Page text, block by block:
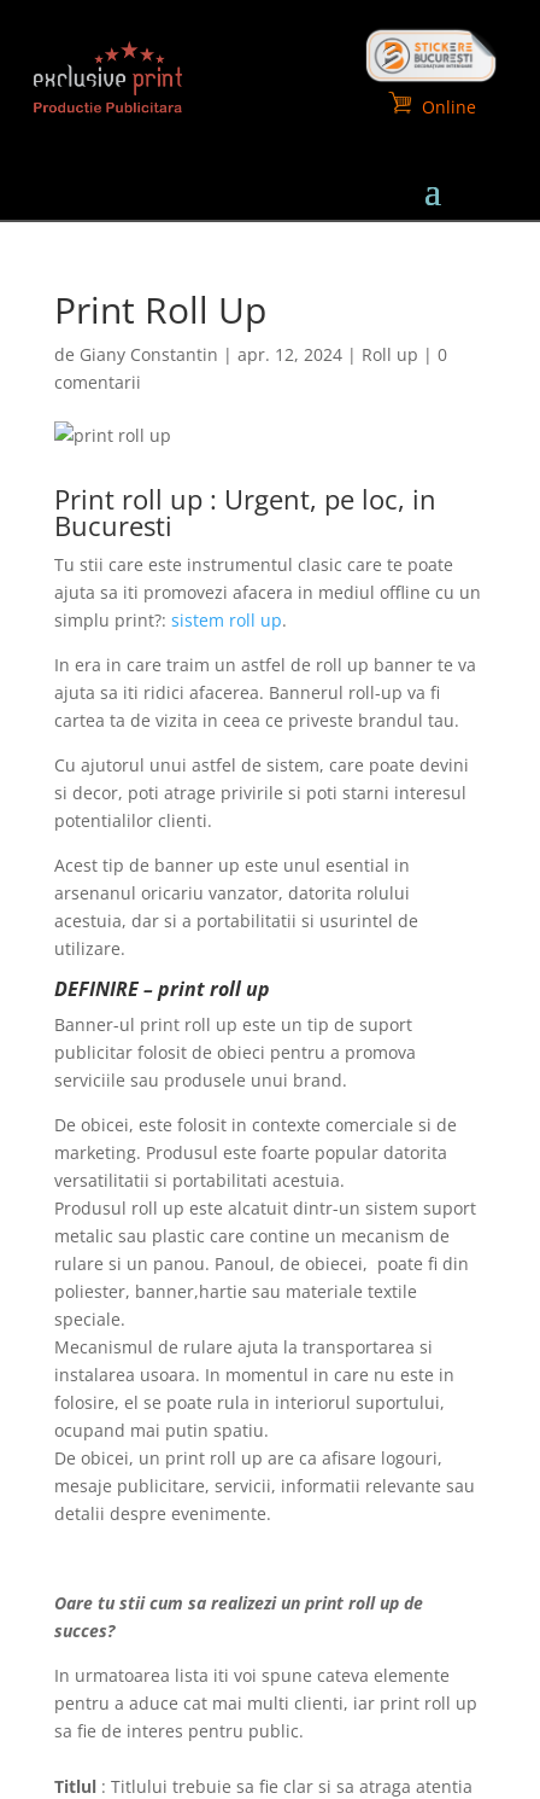
Online
Print Roll Up
de Giany Constantin | apr. 12, 2024| Roll up | 0
comentarii
Print roll up : Urgent, pe loc, in
Bucuresti
Tu stii care este instrumentul clasic care te poate
ajuta sa iti promovezi afacera in mediul offline cu un
simplu print?: sistem roll up.
In era in care traim un astfel de roll up banner te va
ajuta sa iti ridici afacerea. Bannerul roll-up va fi
cartea ta de vizita in ceea ce priveste brandul tau.
Cu ajutorul unui astfel de sistem, care poate devini
si decor, poti atrage privirile si poti starni interesul
potentialilor clienti.
Acest tip de banner up este unul esential in
arsenanul oricariu vanzator, datorita rolului
acestuia, dar si a portabilitatii si usurintel de
utilizare.
DEFINIRE – print roll up
Banner-ul print roll up este un tip de suport
publicitar folosit de obieci pentru a promova
serviciile sau produsele unui brand.
De obicei, este folosit in contexte comerciale si de
marketing. Produsul este foarte popular datorita
versatilitatii si portabilitati acestuia.
Produsul roll up este alcatuit dintr-un sistem suport
metalic sau plastic care contine un mecanism de
rulare si un panou. Panoul, de obiecei, poate fi din
poliester, banner,hartie sau materiale textile
speciale.
Mecanismul de rulare ajuta la transportarea si
instalarea usoara. In momentul in care nu este in
folosire, el se poate rula in interiorul suportului,
ocupand mai putin spatiu.
De obicei, un print roll up are ca afisare logouri,
mesaje publicitare, servicii, informatii relevante sau
detalii despre evenimente.
Oare tu stii cum sa realizezi un print roll up de
succes?
In urmatoarea lista iti voi spune cateva elemente
pentru a aduce cat mai multi clienti, iar print roll up
sa fie de interes pentru public.
Titlul: Titlului trebuie sa fie clar si sa atraga atentia